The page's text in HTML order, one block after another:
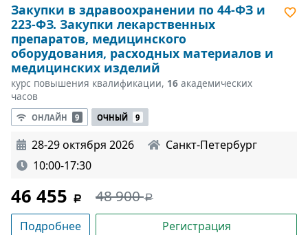
Закупки в здравоохранении по 44-ФЗ и
223-ФЗ. Закупки лекарственных
препаратов, медицинского
оборудования, расходных материалов и
медицинских изделий
курс повышения квалификации, 16 академических
часов
ОНЛАЙН 9 ОЧНЫЙ 9
28-29 октября 2026
Санкт-Петербург
10:00-17:30
46 455 48 900
Подробнее Регистрация